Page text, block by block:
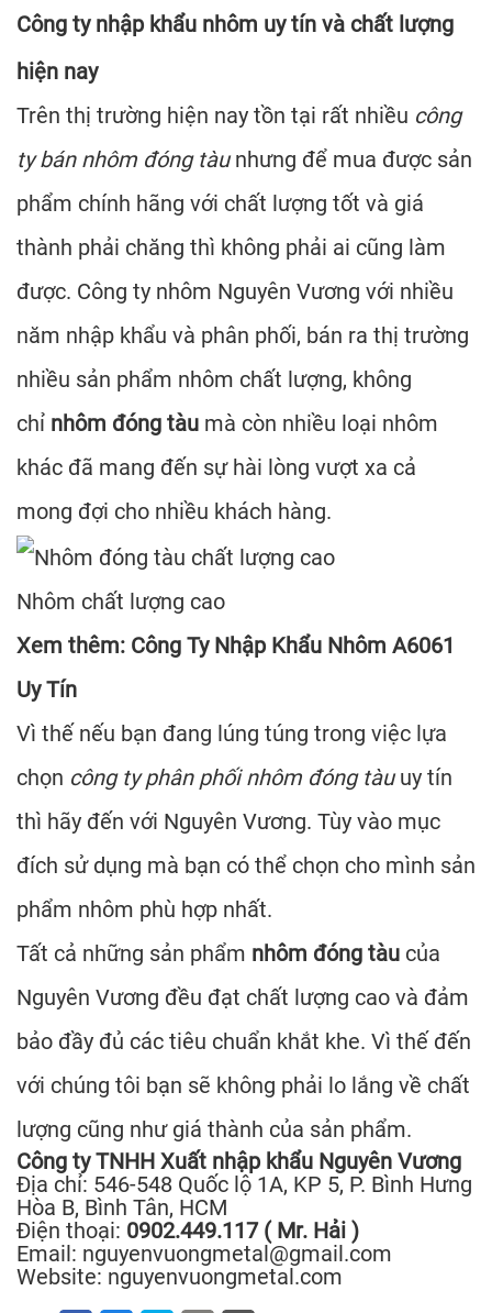
Công ty nhập khẩu nhôm uy tín và chất lượng
hiện nay
Trên thị trường hiện nay tồn tại rất nhiều công
ty bán nhôm đóng tàunhưng để mua được sản
phẩm chính hãng với chất lượng tốt và giá
thành phải chăng thì không phải ai cũng làm
được. Công ty nhôm Nguyên Vương với nhiều
năm nhập khẩu và phân phối, bán ra thị trường
nhiều sản phẩm nhôm chất lượng, không
chỉ nhôm đóng tàu mà còn nhiều loại nhôm
khác đã mang đến sự hài lòng vượt xa cả
mong đợi cho nhiều khách hàng.
Nhôm chất lượng cao
Xem thêm: Công Ty Nhập Khẩu Nhôm A6061
Uy Tín
Vì thế nếu bạn đang lúng túng trong việc lựa
chọn công ty phân phối nhôm đóng tàuuy tín
thì hãy đến với Nguyên Vương. Tùy vào mục
đích sử dụng mà bạn có thể chọn cho mình sản
phẩm nhôm phù hợp nhất.
Tất cả những sản phẩm nhôm đóng tàu của
Nguyên Vương đều đạt chất lượng cao và đảm
bảo đầy đủ các tiêu chuẩn khắt khe. Vì thế đến
với chúng tôi bạn sẽ không phải lo lắng về chất
lượng cũng như giá thành của sản phẩm.
Công ty TNHH Xuất nhập khẩu Nguyên Vương
Địa chỉ: 546-548 Quốc lộ 1A, KP 5, P. Bình Hưng
Hòa B, Bình Tân, HCM
Điện thoại: 0902.449.117 ( Mr. Hải )
Email: nguyenvuongmetal@gmail.com
Website: nguyenvuongmetal.com